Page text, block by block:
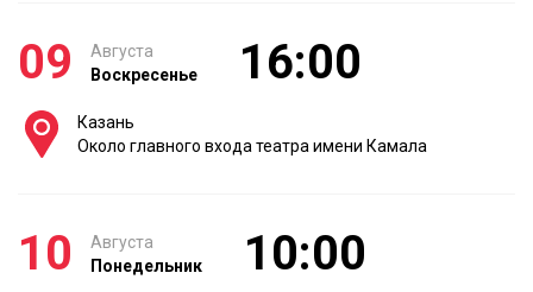
09
Августа
Воскресенье
16:00
Казань
Около главного входа театра имени Камала
10
Августа
Понедельник
10:00